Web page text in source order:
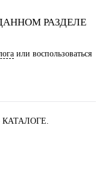
РАЗДЕЛЕ
или воспользоваться